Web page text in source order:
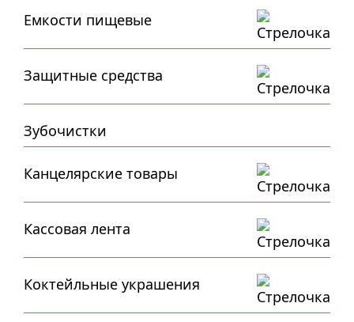
Емкости пищевые
Защитные средства
Зубочистки
Канцелярские товары
Кассовая лента
Коктейльные украшения